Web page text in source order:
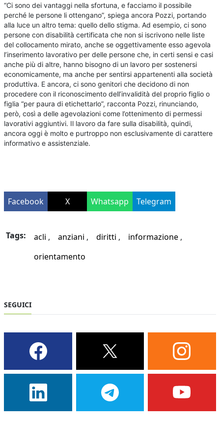
“Ci sono dei vantaggi nella sfortuna, e facciamo il possibile
perché le persone li ottengano”, spiega ancora Pozzi, portando
alla luce un altro tema: quello dello stigma. Ad esempio, ci sono
persone con disabilità certificata che non si iscrivono nelle liste
del collocamento mirato, anche se oggettivamente esso agevola
l’inserimento lavorativo per delle persone che, in certi sensi e casi
anche più di altre, hanno bisogno di un lavoro per sostenersi
economicamente, ma anche per sentirsi appartenenti alla società
produttiva. E ancora, ci sono genitori che decidono di non
procedere con il riconoscimento dell’invalidità del proprio figlio o
figlia “per paura di etichettarlo”, racconta Pozzi, rinunciando,
però, così a delle agevolazioni come l’ottenimento di permessi
lavorativi aggiuntivi. Il lavoro da fare sulla disabilità, quindi,
ancora oggi è molto e purtroppo non esclusivamente di carattere
informativo e assistenziale.
Facebook X Whatsapp Telegram
Tags: acli anziani diritti
informazione
orientamento
SEGUICI